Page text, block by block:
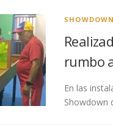
SHOWDOWN
rumbo
En las
Showdown